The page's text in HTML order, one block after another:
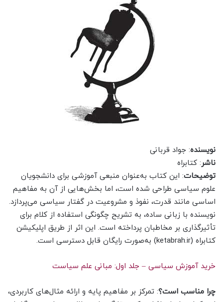
نویسنده: جواد قربانی
ناشر: کتابراه
توضیحات: این کتاب به‌عنوان منبعی آموزشی برای دانشجویان
علوم سیاسی طراحی شده است، اما بخش‌هایی از آن به مفاهیم
اساسی مانند قدرت، نفوذ و مشروعیت در گفتار سیاسی می‌پردازد.
نویسنده با زبانی ساده، به تشریح چگونگی استفاده از کلام برای
تأثیرگذاری بر مخاطبان پرداخته است. این اثر از طریق اپلیکیشن
کتابراه (ketabrah.ir) به‌صورت رایگان قابل دسترسی است.
خرید آموزش سیاسی – جلد اول: مبانی علم سیاست
چرا مناسب است؟: تمرکز بر مفاهیم پایه و ارائه مثال‌های کاربردی،